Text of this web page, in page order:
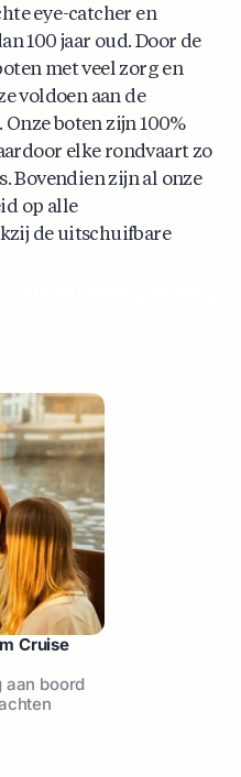
eye-catcher en
100 jaar oud. Door de
met veel zorg en
voldoen aan de
Onze boten zijn 100%
elke rondvaart zo
Bovendien zijn al onze
op alle
de uitschuifbare
Cruise
aan boord